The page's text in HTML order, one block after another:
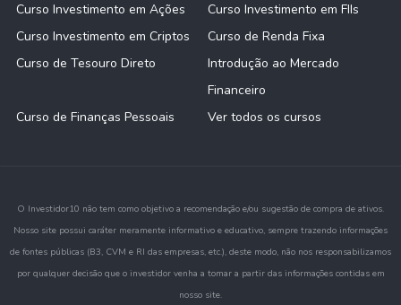
Curso Investimento em Ações
Curso Investimento em FIIs
Curso Investimento em Criptos
Curso de Renda Fixa
Curso de Tesouro Direto
Introdução ao Mercado
Financeiro
Curso de Finanças Pessoais
Ver todos os cursos
O Investidor10 não tem como objetivo a recomendação e/ou sugestão de compra de ativos.
Nosso site possui caráter meramente informativo e educativo, sempre trazendo informações
de fontes públicas (B3, CVM e RI das empresas, etc.), deste modo, não nos responsabilizamos
por qualquer decisão que o investidor venha a tomar a partir das informações contidas em
nosso site.